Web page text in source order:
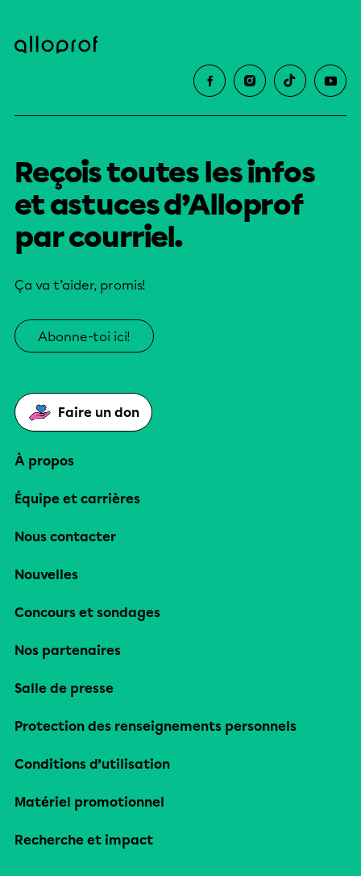
Reçois toutes les infos
et astuces d’Alloprof
par courriel.
Ça va t’aider, promis!
Abonne-toi ici!
Faire un don
À propos
Équipe et carrières
Nous contacter
Nouvelles
Concours et sondages
Nos partenaires
Salle de presse
Protection des renseignements personnels
Conditions d’utilisation
Matériel promotionnel
Recherche et impact